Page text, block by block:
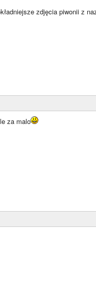
zdjęcia piwonii z
za malo